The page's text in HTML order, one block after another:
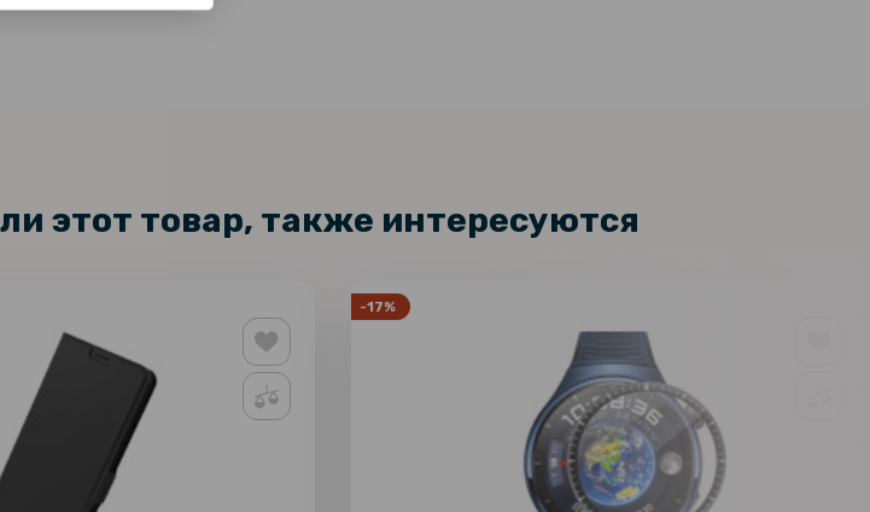
этот товар, также интересуются
-17%